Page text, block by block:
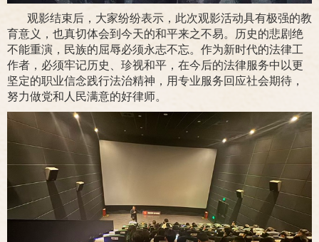
观影结束后，大家纷纷表示，此次观影活动具有极强的教
育意义，也真切体会到今天的和平来之不易。历史的悲剧绝
不能重演，民族的屈辱必须永志不忘。作为新时代的法律工
作者，必须牢记历史、珍视和平，在今后的法律服务中以更
坚定的职业信念践行法治精神，用专业服务回应社会期待，
努力做党和人民满意的好律师。